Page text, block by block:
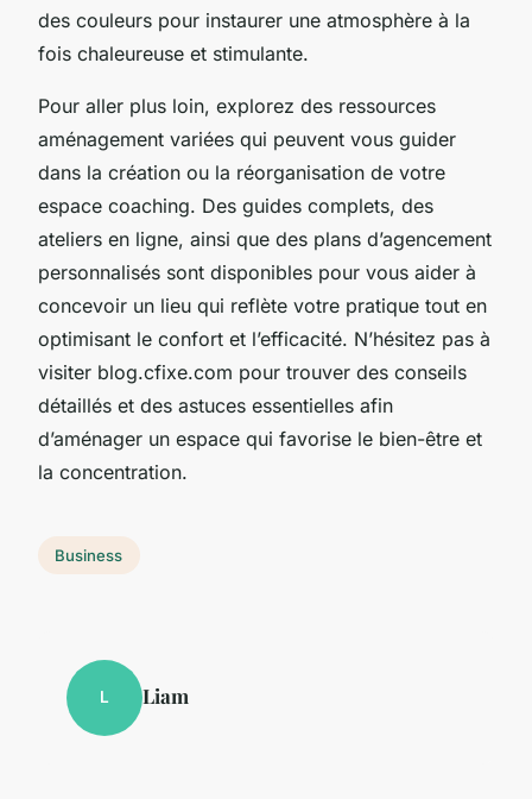
des couleurs pour instaurer une atmosphère à la
fois chaleureuse et stimulante.
Pour aller plus loin, explorez des ressources
aménagement variées qui peuvent vous guider
dans la création ou la réorganisation de votre
espace coaching. Des guides complets, des
ateliers en ligne, ainsi que des plans d’agencement
personnalisés sont disponibles pour vous aider à
concevoir un lieu qui reflète votre pratique tout en
optimisant le confort et l’efficacité. N’hésitez pas à
visiter blog.cfixe.com pour trouver des conseils
détaillés et des astuces essentielles afin
d’aménager un espace qui favorise le bien-être et
la concentration.
Business
L Liam